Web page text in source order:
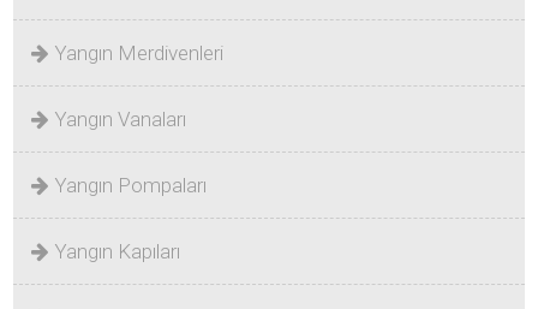
Yangın Merdivenleri
Yangın Vanaları
Yangın Pompaları
Yangın Kapıları